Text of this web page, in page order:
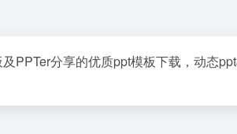
PPTer分享的优质ppt模板下载，动态